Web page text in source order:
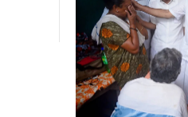
എടുത്ത്
എക്സൈസ് വകുപ്പ്
കൃഷിവകുപ്പ് മന്ത്രി
ചെറിയാൻ എം.